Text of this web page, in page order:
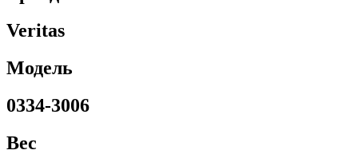
Veritas
Модель
0334-3006
Вес